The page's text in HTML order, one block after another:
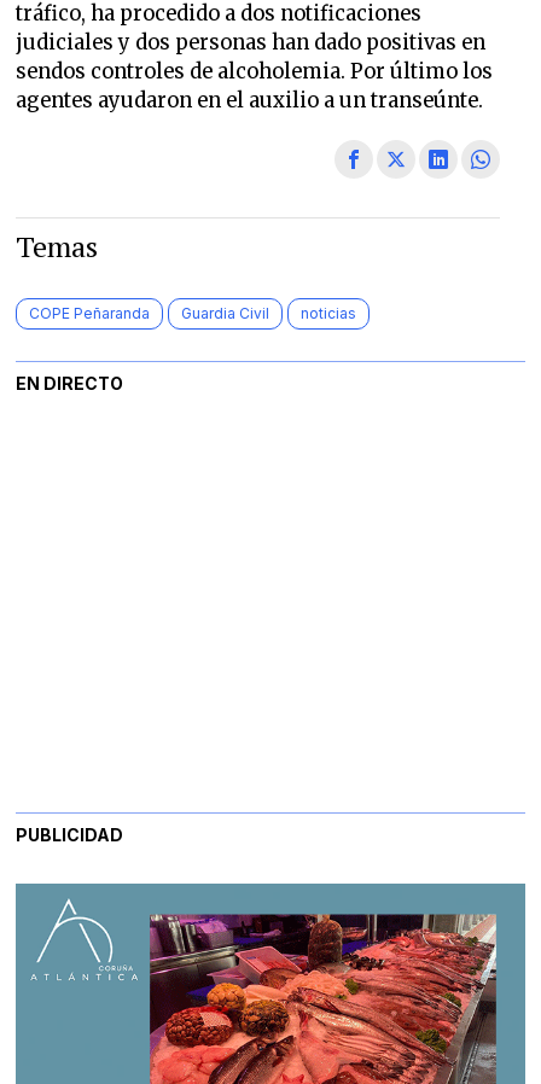
tráfico, ha procedido a dos notificaciones
judiciales y dos personas han dado positivas en
sendos controles de alcoholemia. Por último los
agentes ayudaron en el auxilio a un transeúnte.
Temas
COPE Peñaranda Guardia Civil noticias
EN DIRECTO
PUBLICIDAD